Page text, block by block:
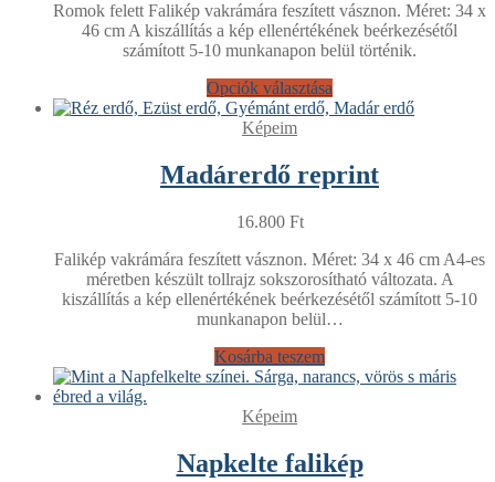
Romok felett Falikép vakrámára feszített vásznon. Méret: 34 x
46 cm A kiszállítás a kép ellenértékének beérkezésétől
számított 5-10 munkanapon belül történik.
Opciók választása
Képeim
Madárerdő reprint
16.800 Ft
Falikép vakrámára feszített vásznon. Méret: 34 x 46 cm A4-es
méretben készült tollrajz sokszorosítható változata. A
kiszállítás a kép ellenértékének beérkezésétől számított 5-10
munkanapon belül…
Kosárba teszem
Képeim
Napkelte falikép